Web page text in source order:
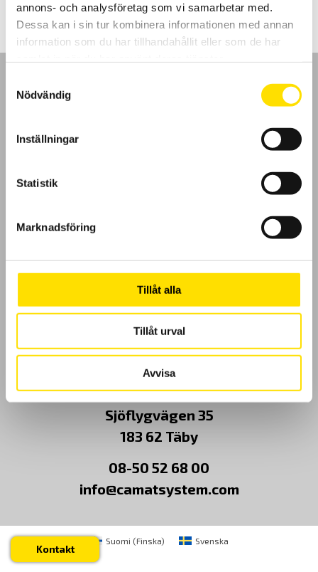
annons- och analysföretag som vi samarbetar med.
Dessa kan i sin tur kombinera informationen med annan
information som du har tillhandahållit eller som de har
Nödvändig
Inställningar
Statistik
Marknadsföring
Tillåt alla
Tillåt urval
Avvisa
Kundundersökning
Om Oss
Kontakt
CA Mätsystem AB
Sjöflygvägen 35
183 62 Täby
08-50 52 68 00
info@camatsystem.com
Kontakt
Suomi (Finska) Svenska